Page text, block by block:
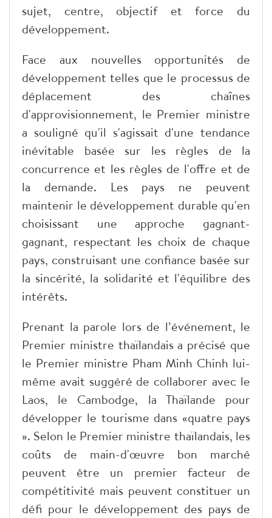
sujet, centre, objectif et force du
développement.
Face aux nouvelles opportunités de
développement telles que le processus de
déplacement des chaînes
d'approvisionnement, le Premier ministre
a souligné qu'il s'agissait d'une tendance
inévitable basée sur les règles de la
concurrence et les règles de l'offre et de
la demande. Les pays ne peuvent
maintenir le développement durable qu'en
choisissant une approche gagnant-
gagnant, respectant les choix de chaque
pays, construisant une confiance basée sur
la sincérité, la solidarité et l'équilibre des
intérêts.
Prenant la parole lors de l’événement, le
Premier ministre thaïlandais a précisé que
le Premier ministre Pham Minh Chinh lui-
même avait suggéré de collaborer avec le
Laos, le Cambodge, la Thaïlande pour
développer le tourisme dans «quatre pays
». Selon le Premier ministre thaïlandais, les
coûts de main-d'œuvre bon marché
peuvent être un premier facteur de
compétitivité mais peuvent constituer un
défi pour le développement des pays de